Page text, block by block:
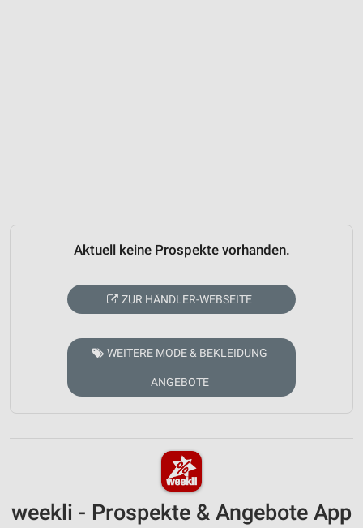
Aktuell keine Prospekte vorhanden.
ZUR HÄNDLER-WEBSEITE
WEITERE MODE & BEKLEIDUNG
ANGEBOTE
weekli - Prospekte & Angebote App